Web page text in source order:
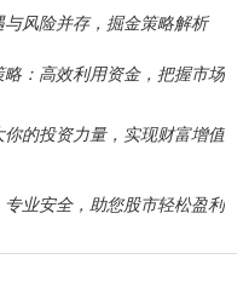
风险并存，掘金策略解析
：高效利用资金，把握市场
的投资力量，实现财富增值
业安全，助您股市轻松盈利